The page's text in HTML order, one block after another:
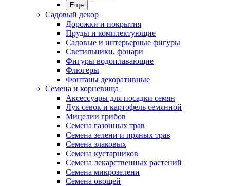
Еще
Садовый декор
Дорожки и покрытия
Пруды и комплектующие
Садовые и интерьерные фигуры
Светильники, фонари
Фигуры водоплавающие
Флюгеры
Фонтаны декоративные
Семена и корневища
Аксессуары для посадки семян
Лук севок и картофель семянной
Мицелии грибов
Семена газонных трав
Семена зелени и пряных трав
Семена злаковых
Семена кустарников
Семена лекарственных растений
Семена микрозелени
Семена овощей